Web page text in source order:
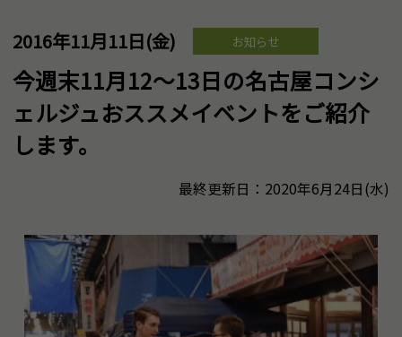
2016年11月11日(金) お知らせ
今週末11月12～13日の名古屋コンシ
ェルジュおススメイベントをご紹介
します。
最終更新日：2020年6月24日(水)